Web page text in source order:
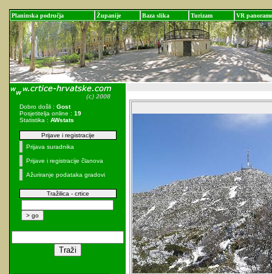
Planinska područja Županije Baza slika Turizam VR panorame
Dobro došli : Gost
Posjetitelja online : 19
Statistika : AWstats
Prijave i registracije
Prijava suradnika
Prijave i registracije članova
Ažuriranje podataka gradovi
Tražilica - crtice